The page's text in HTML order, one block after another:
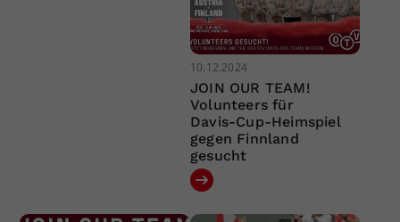
10.12.2024
JOIN OUR TEAM!
Volunteers für
Davis-Cup-Heimspiel
gegen Finnland
gesucht